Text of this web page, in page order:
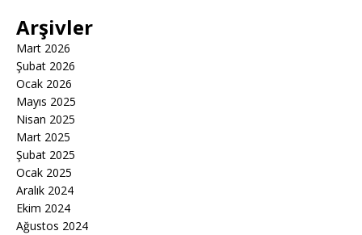
Arşivler
Mart 2026
Şubat 2026
Ocak 2026
Mayıs 2025
Nisan 2025
Mart 2025
Şubat 2025
Ocak 2025
Aralık 2024
Ekim 2024
Ağustos 2024